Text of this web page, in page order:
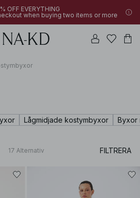
OFF EVERYTHING
when buying two items or more
Lågmidjade kostymbyxor Byxor
17 Alternativ FILTRERA